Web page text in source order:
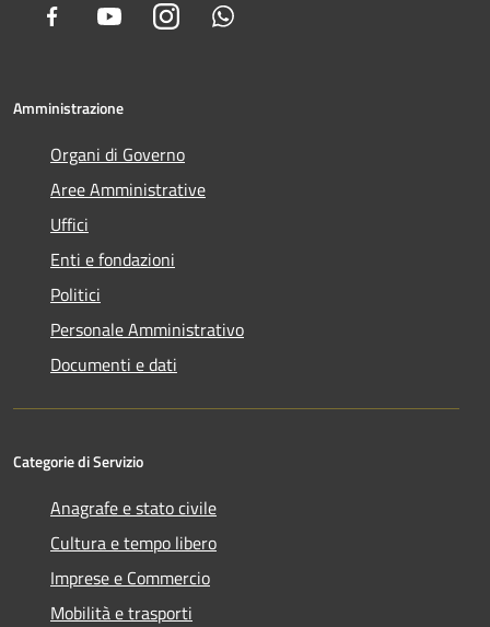
Facebook YoutubeInstagram
Amministrazione
Organi di Governo
Aree Amministrative
Uffici
Enti e fondazioni
Politici
Personale Amministrativo
Documenti e dati
Categorie di Servizio
Anagrafe e stato civile
Cultura e tempo libero
Imprese e Commercio
Mobilità e trasporti